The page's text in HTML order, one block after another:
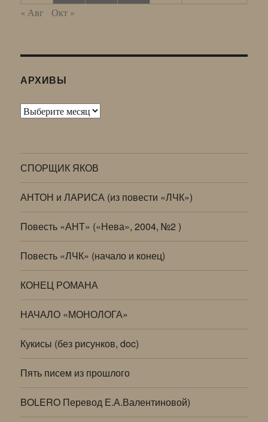
« Авг
Окт »
АРХИВЫ
Архивы
СПОРЩИК ЯКОВ
АНТОН и ЛАРИСА (из повести «ЛЧК»)
Повесть «АНТ» («Нева», 2004, №2 )
Повесть «ЛЧК» (начало и конец)
КОНЕЦ РОМАНА
НАЧАЛО «МОНОЛОГА»
Кукисы (без рисунков, doc)
Пять писем из прошлого
BOLERO Перевод Е.А.Валентиновой)